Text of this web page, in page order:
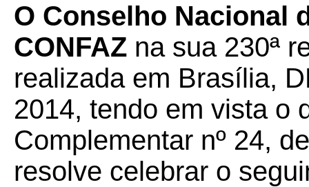
O Conselho Nacional
CONFAZ na sua 230ª
realizada em Brasília,
2014, tendo em vista o
Complementar nº 24,
resolve celebrar o